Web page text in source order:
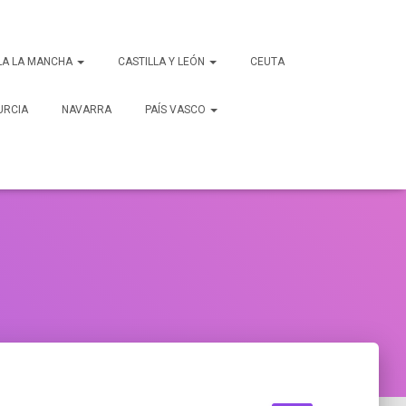
LA MANCHA CASTILLA Y LEÓN CEUTA
NAVARRA PAÍS VASCO